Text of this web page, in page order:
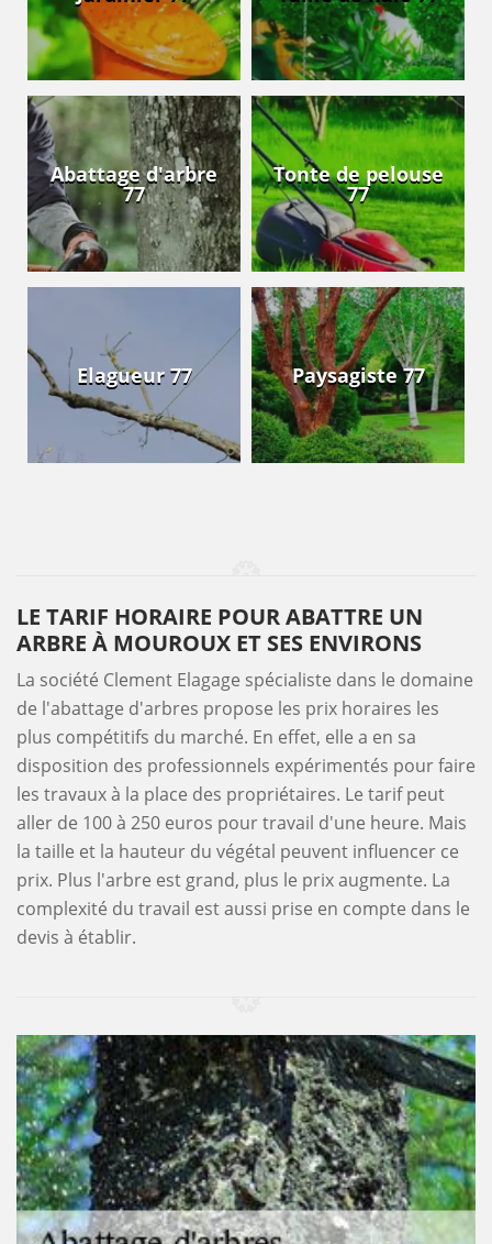
Abattage d'arbre
77
Tonte de pelouse
77
Elagueur 77 Paysagiste 77
LE TARIF HORAIRE POUR ABATTRE UN
ARBRE À MOUROUX ET SES ENVIRONS
La société Clement Elagage spécialiste dans le domaine
de l'abattage d'arbres propose les prix horaires les
plus compétitifs du marché. En effet, elle a en sa
disposition des professionnels expérimentés pour faire
les travaux à la place des propriétaires. Le tarif peut
aller de 100 à 250 euros pour travail d'une heure. Mais
la taille et la hauteur du végétal peuvent influencer ce
prix. Plus l'arbre est grand, plus le prix augmente. La
complexité du travail est aussi prise en compte dans le
devis à établir.